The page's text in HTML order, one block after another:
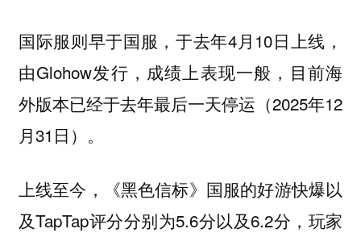
国际服则早于国服，于去年4月10日上线，
由Glohow发行，成绩上表现一般，目前海
外版本已经于去年最后一天停运（2025年12
月31日）。
上线至今，《黑色信标》国服的好游快爆以
及TapTap评分分别为5.6分以及6.2分，玩家